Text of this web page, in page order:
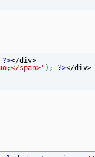
?></div>
span>' ); ?></div>